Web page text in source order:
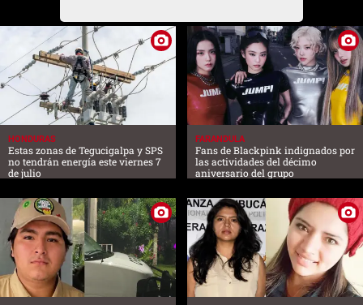
HONDURAS
Estas zonas de Tegucigalpa y SPS
no tendrán energía este viernes 7
de julio
FARANDULA
Fans de Blackpink indignados por
las actividades del décimo
aniversario del grupo